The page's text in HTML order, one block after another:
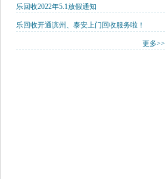
乐回收2022年5.1放假通知
乐回收开通滨州、泰安上门回收服务啦！
更多>>